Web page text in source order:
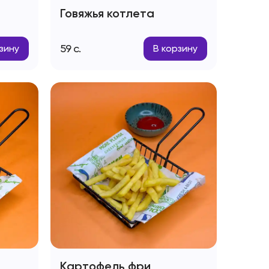
Говяжья котлета
59 с. В корзину
Картофель фри